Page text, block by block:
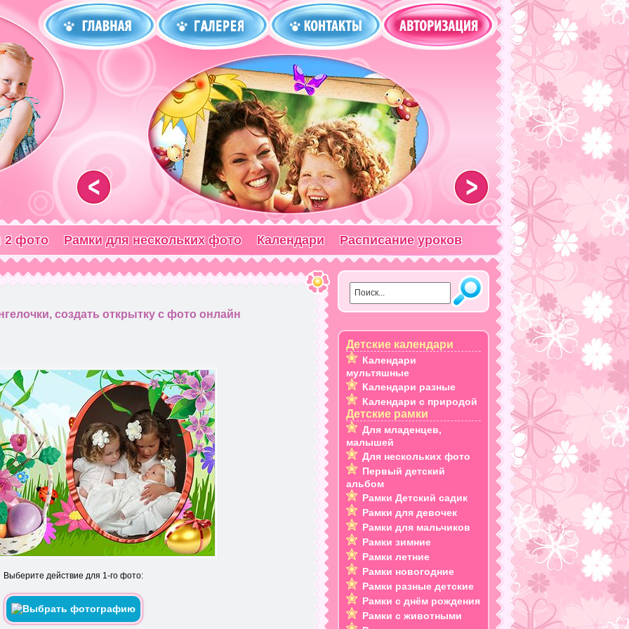
2 фото Рамки для нескольких фото Календари Расписание уроков
создать открытку с фото онлайн
Выберите действие для 1-го фото:
Детские календари
Календари
мультяшные
Календари разные
Календари с природой
Детские рамки
Для младенцев,
малышей
Для нескольких фото
Первый детский
альбом
Рамки Детский садик
Рамки для девочек
Рамки для мальчиков
Рамки зимние
Рамки летние
Рамки новогодние
Рамки разные детские
Рамки с днём рождения
Рамки с животными